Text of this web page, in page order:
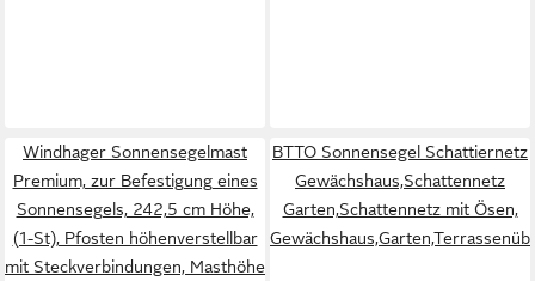
Windhager Sonnensegelmast
Premium, zur Befestigung eines
Sonnensegels, 242,5 cm Höhe,
(1-St), Pfosten höhenverstellbar
mit Steckverbindungen, Masthöhe
BTTO Sonnensegel Schattiernetz
Gewächshaus,Schattennetz
Garten,Schattennetz mit Ösen,